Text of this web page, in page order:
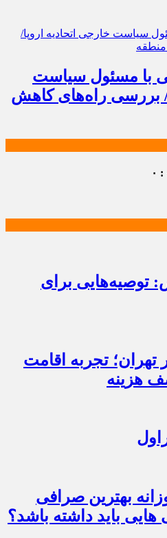
با مسئول سیاست
بررسی راه‌های کاهش
۰
توصیه‌هایی برای
تهران؛ تجربه اقامت
هزینه
بهترین صرافی
هایی باید داشته باشد؟